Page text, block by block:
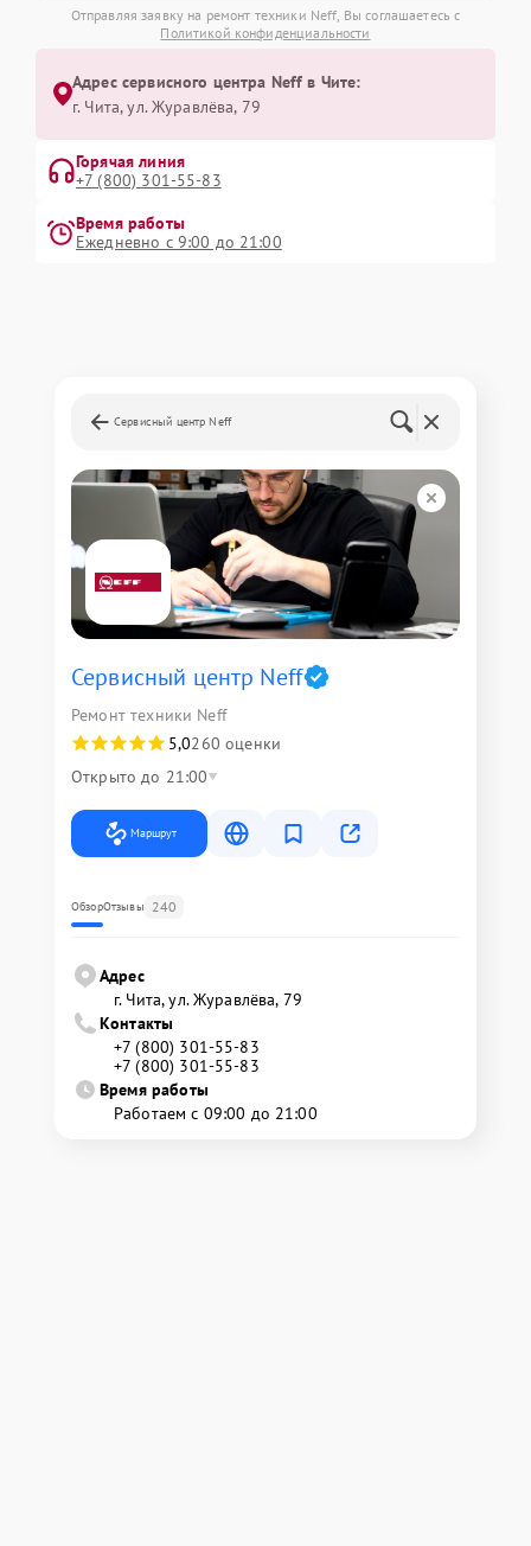
Отправляя заявку на ремонт техники Neff, Вы соглашаетесь с
Политикой конфиденциальности
Адрес сервисного центра Neff в Чите:
г. Чита, ул. Журавлёва, 79
Горячая линия
+7 (800) 301-55-83
Время работы
Ежедневно с 9:00 до 21:00
Сервисный центр Neff
Сервисный центр Neff
Ремонт техники Neff
5,0260 оценки
Открыто до 21:00
Маршрут
ОбзорОтзывы 240
Адрес
г. Чита, ул. Журавлёва, 79
Контакты
+7 (800) 301-55-83
+7 (800) 301-55-83
Время работы
Работаем с 09:00 до 21:00